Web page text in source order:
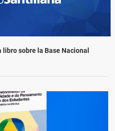
sobre la Base Nacional